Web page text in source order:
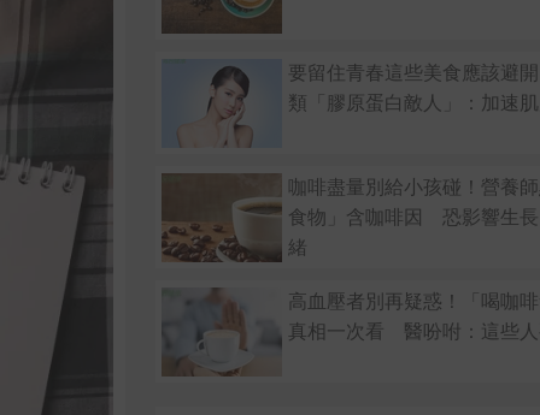
要留住青春這些美食應該避
類「膠原蛋白敵人」：加速
咖啡盡量別給小孩碰！營養
食物」含咖啡因 恐影響生
緒
高血壓者別再疑惑！「喝咖
真相一次看 醫吩咐：這些